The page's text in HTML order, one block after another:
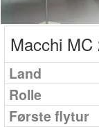
Macchi MC
Land
Rolle
Første flytur